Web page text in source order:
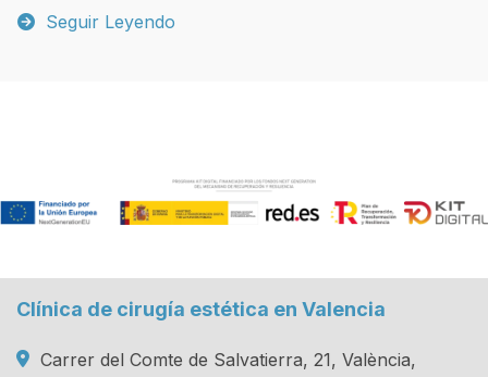
Seguir Leyendo
Clínica de cirugía estética en Valencia
Carrer del Comte de Salvatierra, 21, València,